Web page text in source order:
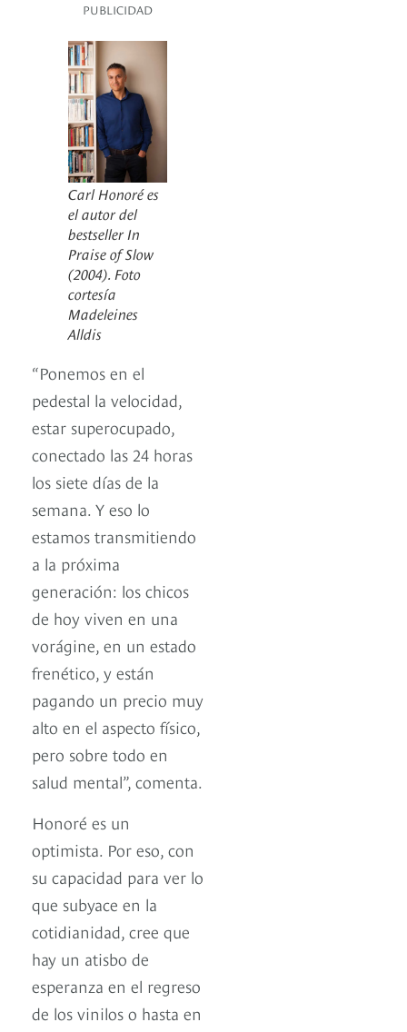
PUBLICIDAD
Carl Honoré es
el autor del
bestseller In
Praise of Slow
(2004). Foto
cortesía
Madeleines
Alldis
“Ponemos en el
pedestal la velocidad,
estar superocupado,
conectado las 24 horas
los siete días de la
semana. Y eso lo
estamos transmitiendo
a la próxima
generación: los chicos
de hoy viven en una
vorágine, en un estado
frenético, y están
pagando un precio muy
alto en el aspecto físico,
pero sobre todo en
salud mental”, comenta.
Honoré es un
optimista. Por eso, con
su capacidad para ver lo
que subyace en la
cotidianidad, cree que
hay un atisbo de
esperanza en el regreso
de los vinilos o hasta en